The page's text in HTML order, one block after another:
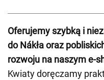
Oferujemy szybką i
do Nákła oraz
rozwoju na naszym e-
Kwiaty doręczamy